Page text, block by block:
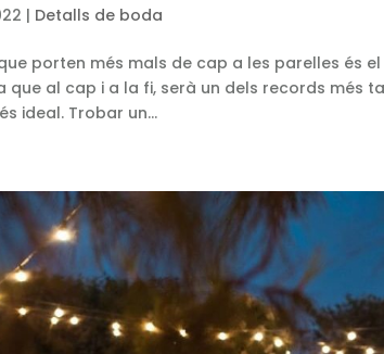
| Detalls de boda
porten més mals de cap a les parelles és
al cap i a la fi, serà un dels records més
ideal. Trobar un...